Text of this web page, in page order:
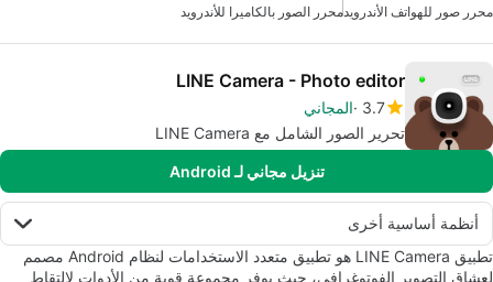
محرر صور للهواتف الأندرويدمحرر الصور بالكاميرا للأندرويد
LINE Camera - Photo editor
3.7 المجاني
تحرير الصور الشامل مع LINE Camera
تنزيل مجاني لـ Android
أنظمة أساسية أخرى
تطبيق LINE Camera هو تطبيق متعدد الاستخدامات لنظام Android مصمم
لعشاق التصوير الفوتوغرافي، حيث يوفر مجموعة قوية من الأدوات لالتقاط